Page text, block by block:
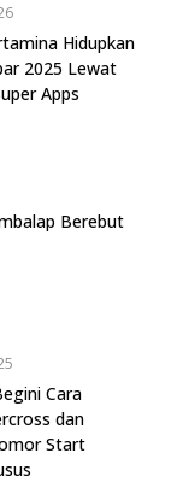
Hidupkan
2025 Lewat
Apps
Berebut
Cara
dan
Start